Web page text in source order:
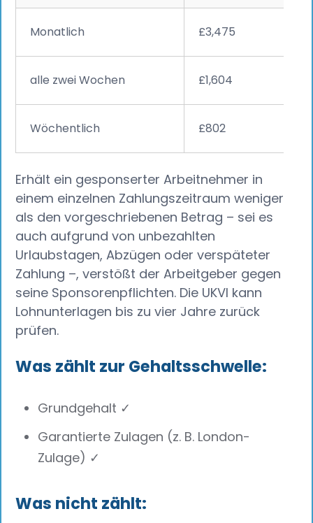
Monatlich £3,475
alle zwei Wochen £1,604
Wöchentlich £802
Erhält ein gesponserter Arbeitnehmer in
einem einzelnen Zahlungszeitraum weniger
als den vorgeschriebenen Betrag – sei es
auch aufgrund von unbezahlten
Urlaubstagen, Abzügen oder verspäteter
Zahlung –, verstößt der Arbeitgeber gegen
seine Sponsorenpflichten. Die UKVI kann
Lohnunterlagen bis zu vier Jahre zurück
prüfen.
Was zählt zur Gehaltsschwelle:
Grundgehalt ✓
Garantierte Zulagen (z. B. London-
Zulage) ✓
Was nicht zählt: